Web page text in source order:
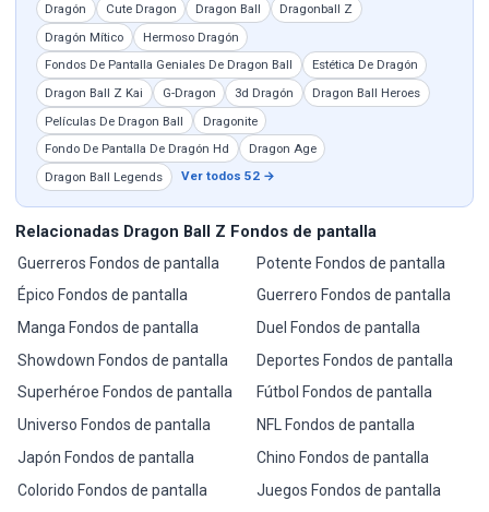
Dragón Cute Dragon Dragon Ball
Dragonball Z
Dragón Mítico
Hermoso Dragón
Fondos De Pantalla Geniales De Dragon Ball
Estética De Dragón
Dragon Ball Z Kai
G-Dragon 3d Dragón
Dragon Ball Heroes
Películas De Dragon Ball
Dragonite
Fondo De Pantalla De Dragón Hd
Dragon Age
Dragon Ball Legends
Ver todos 52 →
Relacionadas Dragon Ball Z Fondos de pantalla
Guerreros Fondos de pantalla
Épico Fondos de pantalla
Manga Fondos de pantalla
Showdown Fondos de pantalla
Superhéroe Fondos de pantalla
Universo Fondos de pantalla
Japón Fondos de pantalla
Colorido Fondos de pantalla
Potente Fondos de pantalla
Guerrero Fondos de pantalla
Duel Fondos de pantalla
Deportes Fondos de pantalla
Fútbol Fondos de pantalla
NFL Fondos de pantalla
Chino Fondos de pantalla
Juegos Fondos de pantalla